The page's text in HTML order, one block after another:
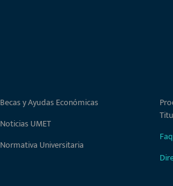
Becas y Ayudas Económicas
Noticias UMET
Normativa Universitaria